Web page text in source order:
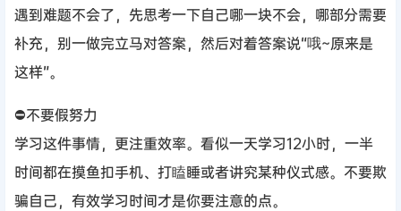
遇到难题不会了，先思考一下自己哪一块不会，哪部分需要
补充，别一做完立马对答案，然后对着答案说“哦~原来是
这样”。
⛔不要假努力
学习这件事情，更注重效率。看似一天学习12小时，一半
时间都在摸鱼扣手机、打瞌睡或者讲究某种仪式感。不要欺
骗自己，有效学习时间才是你要注意的点。